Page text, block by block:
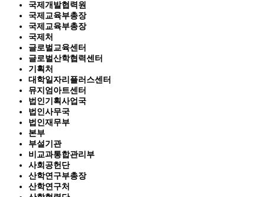
국제개발협력원
국제교육부총장
국제교육부총장
국제처
글로벌교육센터
글로벌산학협력센터
기획처
대학일자리플러스센터
뮤지엄아트센터
법인기획사업국
법인사무국
법인재무부
본부
부설기관
비교과통합관리부
사회공헌단
산학연구부총장
산학연구처